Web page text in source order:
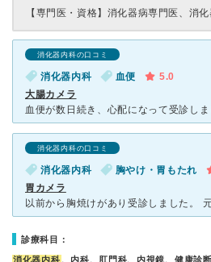
【専門医・資格】 消化器病専門医、消
消化器内科の口コミ
消化器内科 血便
5.0
大腸カメラ
消化器内科の口コミ
消化器内科 胸やけ・胃もたれ
胃カメラ
診療科目：
消化器内科 、内科、肛門科、内視鏡、健康診